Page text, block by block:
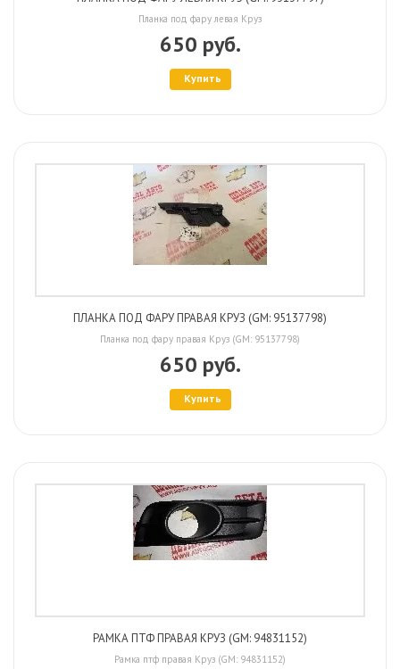
Планка под фару левая Круз
650 руб.
Купить
ПЛАНКА ПОД ФАРУ ПРАВАЯ КРУЗ (GM: 95137798)
Планка под фару правая Круз (GM: 95137798)
650 руб.
Купить
РАМКА ПТФ ПРАВАЯ КРУЗ (GM: 94831152)
Рамка птф правая Круз (GM: 94831152)